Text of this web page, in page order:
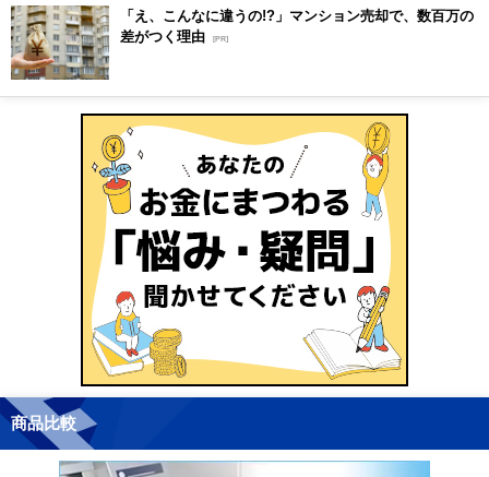
「え、こんなに違うの!?」マンション売却で、数百万の
差がつく理由 [PR]
商品比較